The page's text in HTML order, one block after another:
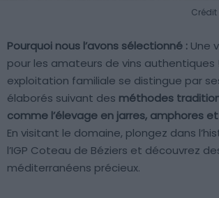
Pourquoi nous l’avons sélectionné : Une
pour les amateurs de vins
exploitation familiale se distingue par
élaborés suivant des méthodes
comme l’élevage en jarres, amphores
En visitant le domaine, plongez dans
l’IGP Coteau de Béziers et découvrez
méditerranéens précieux.